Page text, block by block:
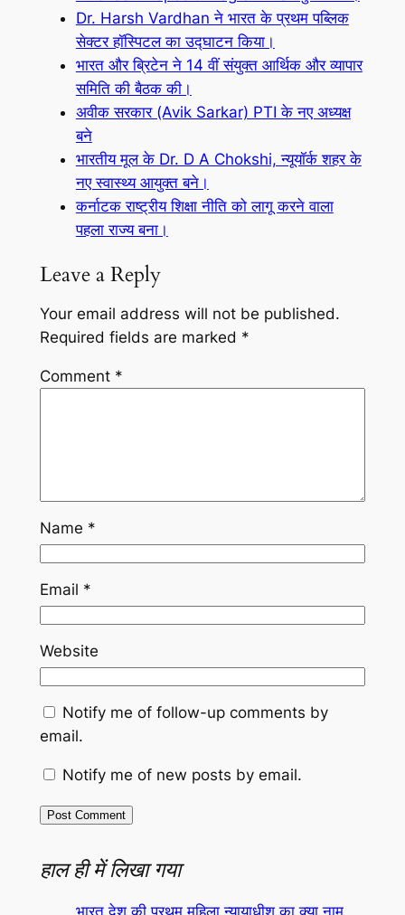
Dr. Harsh Vardhan ने भारत के प्रथम पब्लिक
सेक्टर हॉस्पिटल का उद्घाटन किया।
भारत और ब्रिटेन ने 14 वीं संयुक्त आर्थिक और व्यापार
समिति की बैठक की।
अवीक सरकार (Avik Sarkar) PTI के नए अध्यक्ष
बने
भारतीय मूल के Dr. D A Chokshi, न्यूयॉर्क शहर के
नए स्वास्थ्य आयुक्त बने।
कर्नाटक राष्ट्रीय शिक्षा नीति को लागू करने वाला
पहला राज्य बना।
Leave a Reply
Your email address will not be published.
Required fields are marked *
Comment *
Name *
Email *
Website
Notify me of follow-up comments by
email.
Notify me of new posts by email.
हाल ही में लिखा गया